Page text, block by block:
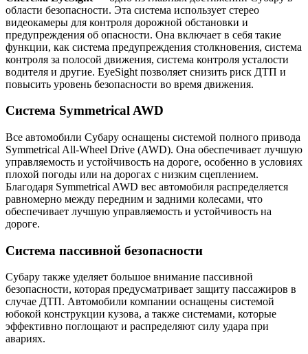
области безопасности. Эта система использует стерео
видеокамеры для контроля дорожной обстановки и
предупреждения об опасности. Она включает в себя такие
функции, как система предупреждения столкновения, система
контроля за полосой движения, система контроля усталости
водителя и другие. EyeSight позволяет снизить риск ДТП и
повысить уровень безопасности во время движения.
Система Symmetrical AWD
Все автомобили Субару оснащены системой полного привода
Symmetrical All-Wheel Drive (AWD). Она обеспечивает лучшую
управляемость и устойчивость на дороге, особенно в условиях
плохой погоды или на дорогах с низким сцеплением.
Благодаря Symmetrical AWD вес автомобиля распределяется
равномерно между передним и задними колесами, что
обеспечивает лучшую управляемость и устойчивость на
дороге.
Система пассивной безопасности
Субару также уделяет большое внимание пассивной
безопасности, которая предусматривает защиту пассажиров в
случае ДТП. Автомобили компании оснащены системой
юбокой конструкции кузова, а также системами, которые
эффективно поглощают и распределяют силу удара при
авариях.